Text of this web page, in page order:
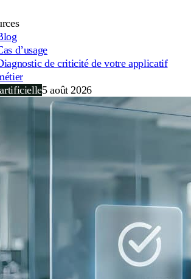
d’usage
de criticité de votre applicatif
5 août 2026